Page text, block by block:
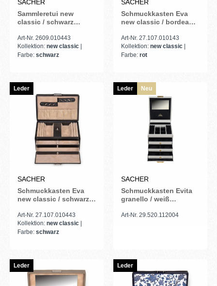
SACHER
Sammleretui new
classic / schwarz
Art-Nr. 2609.010443
Kollektion: new classic
Farbe: schwarz
SACHER
Schmuckkasten Eva
new classic / bordeaux
Art-Nr. 27.107.010143
Kollektion: new classic
Farbe: rot
Leder
SACHER
Schmuckkasten Eva
new classic / schwarz
Art-Nr. 27.107.010443
Kollektion: new classic
Farbe: schwarz
Leder Neu
SACHER
Schmuckkasten Evita
granello / weiß
Art-Nr. 29.520.112004
Leder Leder